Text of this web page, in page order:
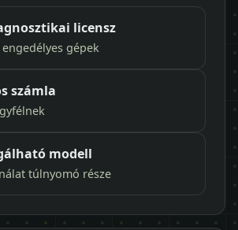
licensz
gépek
számla
modell
túlnyomó része